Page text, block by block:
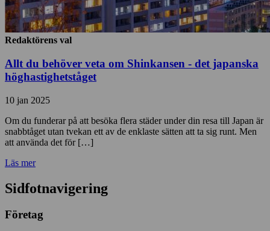
Redaktörens val
Allt du behöver veta om Shinkansen - det japanska
höghastighetståget
10 jan 2025
Om du funderar på att besöka flera städer under din resa till Japan är
snabbtåget utan tvekan ett av de enklaste sätten att ta sig runt. Men
att använda det för […]
Läs mer
Sidfotnavigering
Företag